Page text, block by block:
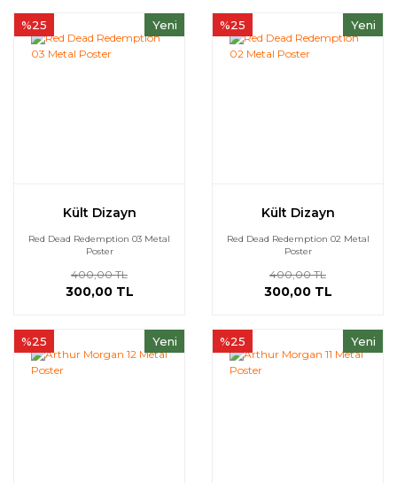
Yeni
%25
Kült Dizayn
Red Dead Redemption 03 Metal
Poster
400,00 TL
300,00 TL
Yeni
%25
Kült Dizayn
Red Dead Redemption 02 Metal
Poster
400,00 TL
300,00 TL
Yeni
%25 Yeni
%25